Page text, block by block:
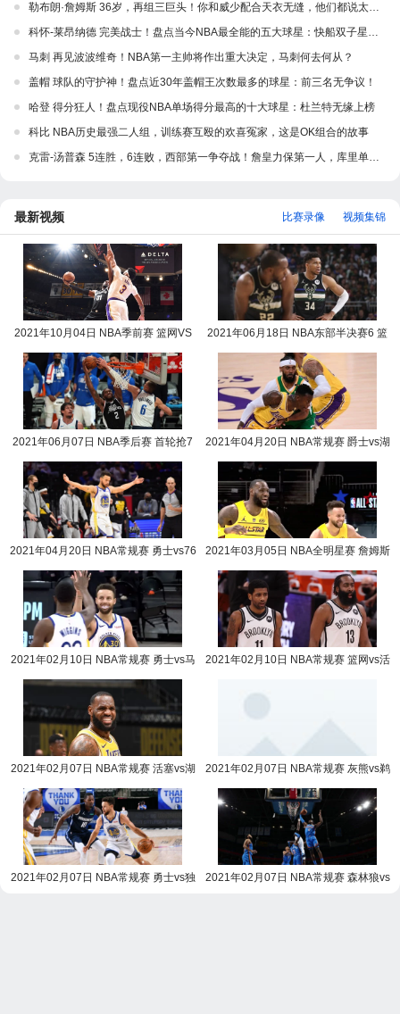
勒布朗·詹姆斯 36岁，再组三巨头！你和威少配合天衣无缝，他们都说太棒了，勒布朗
科怀-莱昂纳德 完美战士！盘点当今NBA最全能的五大球星：快船双子星入选！
马刺 再见波波维奇！NBA第一主帅将作出重大决定，马刺何去何从？
盖帽 球队的守护神！盘点近30年盖帽王次数最多的球星：前三名无争议！
哈登 得分狂人！盘点现役NBA单场得分最高的十大球星：杜兰特无缘上榜
科比 NBA历史最强二人组，训练赛互殴的欢喜冤家，这是OK组合的故事
克雷-汤普森 5连胜，6连败，西部第一争夺战！詹皇力保第一人，库里单挑3巨头
最新视频 视频集锦
比赛录像
2021年10月04日 NBA季前赛 篮网VS
2021年06月18日 NBA东部半决赛6 篮
2021年06月07日 NBA季后赛 首轮抢7
2021年04月20日 NBA常规赛 爵士vs湖
2021年04月20日 NBA常规赛 勇士vs76
2021年03月05日 NBA全明星赛 詹姆斯
2021年02月10日 NBA常规赛 勇士vs马
2021年02月10日 NBA常规赛 篮网vs活
2021年02月07日 NBA常规赛 活塞vs湖
2021年02月07日 NBA常规赛 灰熊vs鹈
2021年02月07日 NBA常规赛 勇士vs独
2021年02月07日 NBA常规赛 森林狼vs